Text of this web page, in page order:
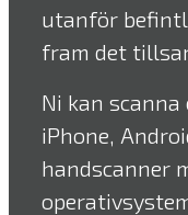
utanför
fram det
Ni kan
iPhone,
handscanner